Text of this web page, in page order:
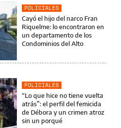
POLICIALES
Cayó el hijo del narco Fran
Riquelme: lo encontraron en
un departamento de los
Condominios del Alto
POLICIALES
“Lo que hice no tiene vuelta
atrás”: el perfil del femicida
de Débora y un crimen atroz
sin un porqué